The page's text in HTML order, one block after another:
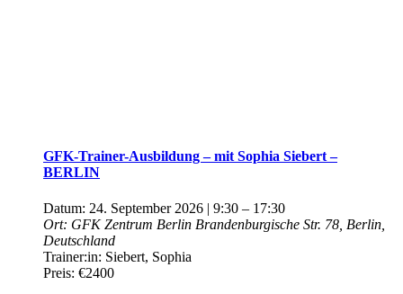
GFK-Trainer-Ausbildung – mit Sophia Siebert –
BERLIN
Datum: 24. September 2026 | 9:30 – 17:30
Ort: GFK Zentrum Berlin Brandenburgische Str. 78, Berlin,
Deutschland
Trainer:in: Siebert, Sophia
Preis: €2400